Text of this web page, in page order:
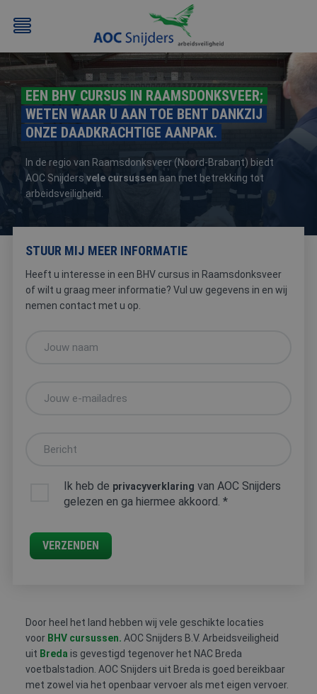
BEHEERDER
BMI
/
EEN BHV CURSUS IN RAAMSDONKSVEER;
WETEN WAAR U AAN TOE BENT DANKZIJ
ONZE DAADKRACHTIGE AANPAK.
In de regio van Raamsdonksveer (Noord-Brabant) biedt
AOC Snijders vele cursussen aan met betrekking tot
arbeidsveiligheid.
STUUR MIJ MEER INFORMATIE
Heeft u interesse in een BHV cursus in Raamsdonksveer
of wilt u graag meer informatie? Vul uw gegevens in en wij
nemen contact met u op.
Ik heb de privacyverklaring van AOC Snijders
gelezen en ga hiermee akkoord. *
VERZENDEN
Door heel het land hebben wij vele geschikte locaties
voor BHV cursussen. AOC Snijders B.V. Arbeidsveiligheid
uit Breda is gevestigd tegenover het NAC Breda
voetbalstadion. AOC Snijders uit Breda is goed bereikbaar
met zowel via het openbaar vervoer als met eigen vervoer.